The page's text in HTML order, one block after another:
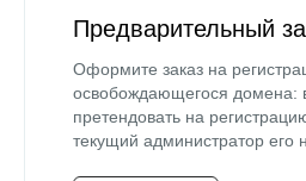
Предварительный
Оформите заказ на
освобождающегося домена:
претендовать на
текущий администратор его